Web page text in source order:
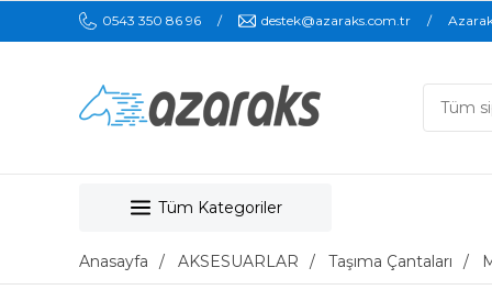
0543 350 86 96 destek@azaraks.com.tr
Tüm Kategoriler
Anasayfa AKSESUARLAR Taşıma Çantaları